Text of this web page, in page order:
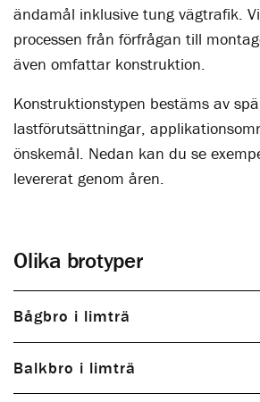
ändamål inklusive tung vägtrafik.
processen från förfrågan till
även omfattar konstruktion.
Konstruktionstypen bestäms av
lastförutsättningar,
önskemål. Nedan kan du se
levererat genom åren.
Olika brotyper
Bågbro i limträ
Balkbro i limträ